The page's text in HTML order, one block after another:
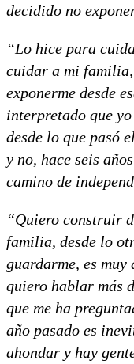
decidido no
“Lo hice para
cuidar a mi
exponerme desde
interpretado que
desde lo que pasó
y no, hace seis
camino de
“Quiero construir
familia, desde lo
guardarme, es
quiero hablar más
que me ha
año pasado es
ahondar y hay